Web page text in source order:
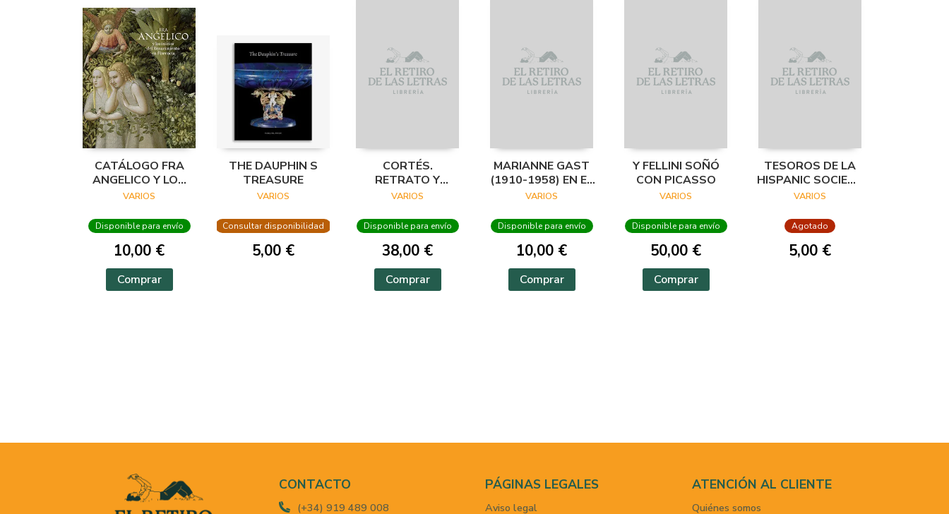
CATÁLOGO FRA
ANGELICO Y LOS
INICIOS DEL
FLORENCIA
VARIOS
Disponible para envío
10,00 €
Comprar
THE DAUPHIN S
TREASURE
VARIOS
Consultar disponibilidad
5,00 €
CORTÉS.
RETRATO Y
ESTRUCTURA
VARIOS
Disponible para envío
38,00 €
Comprar
MARIANNE GAST
(1910-1958) EN EL
ARCHIVO
VARIOS
Disponible para envío
10,00 €
Comprar
Y FELLINI SOÑÓ
CON PICASSO
VARIOS
Disponible para envío
50,00 €
Comprar
TESOROS DE LA
HISPANIC SOCIETY
OF AMERICA.
MUNDO
HISPÁNICO
VARIOS
Agotado
5,00 €
CONTACTO
(+34) 919 489 008
PÁGINAS LEGALES
Aviso legal
ATENCIÓN AL CLIENTE
Quiénes somos